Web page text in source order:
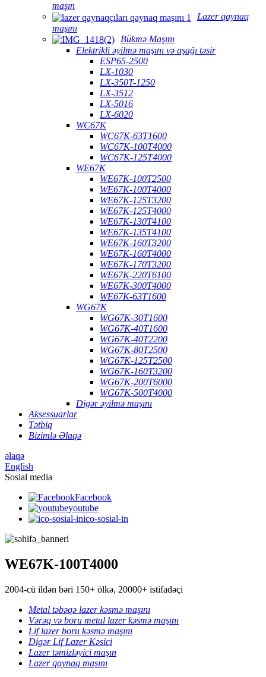
maşın
Lazer qaynaq
maşını
Bükmə Maşını
Elektrikli əyilmə maşını və aşağı təsir
ESP65-2500
LX-1030
LX-350T-1250
LX-3512
LX-5016
LX-6020
WC67K
WC67K-63T1600
WC67K-100T4000
WC67K-125T4000
WE67K
WE67K-100T2500
WE67K-100T4000
WE67K-125T3200
WE67K-125T4000
WE67K-130T4100
WE67K-135T4100
WE67K-160T3200
WE67K-160T4000
WE67K-170T3200
WE67K-220T6100
WE67K-300T4000
WE67K-63T1600
WG67K
WG67K-30T1600
WG67K-40T1600
WG67K-40T2200
WG67K-80T2500
WG67K-125T2500
WG67K-160T3200
WG67K-200T6000
WG67K-500T4000
Digər əyilmə maşını
Aksessuarlar
Tətbiq
Bizimlə Əlaqə
əlaqə
English
Sosial media
Facebook
youtube
ico-sosial-in
WE67K-100T4000
2004-cü ildən bəri 150+ ölkə, 20000+ istifadəçi
Metal təbəqə lazer kəsmə maşını
Vərəq və boru metal lazer kəsmə maşını
Lif lazer boru kəsmə maşını
Digər Lif Lazer Kəsici
Lazer təmizləyici maşın
Lazer qaynaq maşını